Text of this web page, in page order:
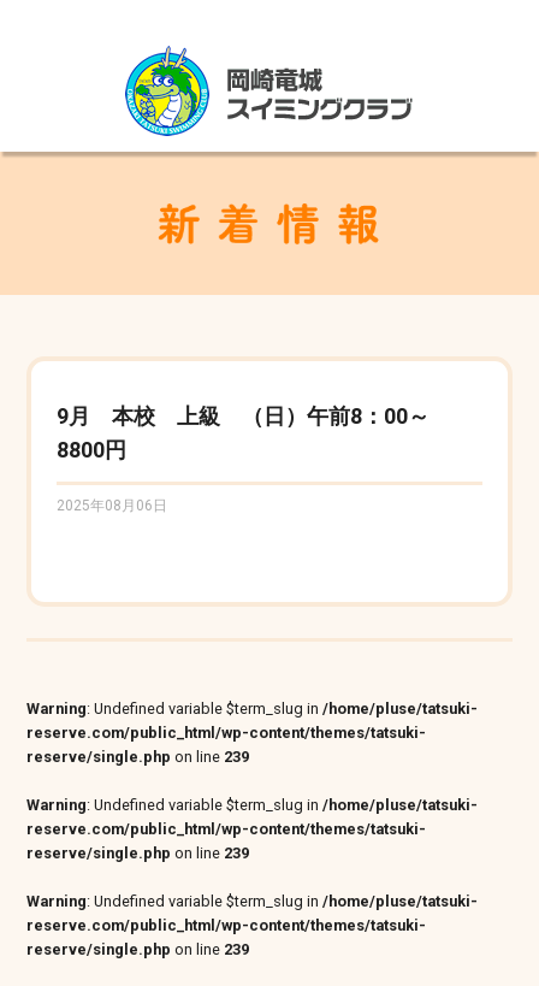
9月 本校 上級 （日）午前8：00～
8800円
2025年08月06日
Warning: Undefined variable $term_slug in/home/pluse/tatsuki-
reserve.com/public_html/wp-content/themes/tatsuki-
reserve/single.php on line 239
Warning: Undefined variable $term_slug in/home/pluse/tatsuki-
reserve.com/public_html/wp-content/themes/tatsuki-
reserve/single.php on line 239
Warning: Undefined variable $term_slug in/home/pluse/tatsuki-
reserve.com/public_html/wp-content/themes/tatsuki-
reserve/single.php on line 239